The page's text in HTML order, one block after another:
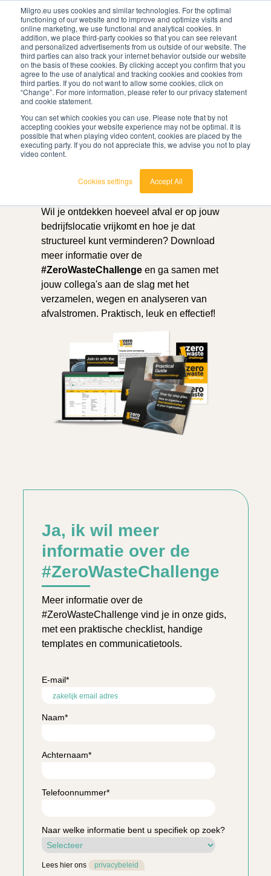
Milgro.eu uses cookies and similar technologies. For the optimal
functioning of our website and to improve and optimize visits and
online marketing, we use functional and analytical cookies. In
addition, we place third-party cookies so that you can see relevant
and personalized advertisements from us outside of our website. The
third parties can also track your internet behavior outside our website
on the basis of these cookies. By clicking accept you confirm that you
agree to the use of analytical and tracking cookies and cookies from
third parties. If you do not want to allow some cookies, click on
“Change”. For more information, please refer to our privacy statement
and cookie statement.
You can set which cookies you can use. Please note that by not
accepting cookies your website experience may not be optimal. It is
possible that when playing video content, cookies are placed by the
executing party. If you do not appreciate this, we advise you not to play
video content.
Cookies settings Accept All
nl
🔥Grondstoffen worden schaarser en duurder. Weet
jij waar jouw organisatie kwetsbaar is en wat je
eraan kunt doen?
Bekijk de Grondstoffenbarometer
Start vandaag met
minder afval op de
werkvloer
Wil je ontdekken hoeveel afval er op jouw
bedrijfslocatie vrijkomt en hoe je dat
structureel kunt verminderen? Download
meer informatie over de
#ZeroWasteChallengeen ga samen met
jouw collega's aan de slag met het
verzamelen, wegen en analyseren van
afvalstromen. Praktisch, leuk en effectief!
Ja, ik wil meer
informatie over de
#ZeroWasteChallenge
Meer informatie over de
#ZeroWasteChallenge vind je in onze gids,
met een praktische checklist, handige
templates en communicatietools.
E-mail*
Naam*
Achternaam*
Telefoonnummer*
Naar welke informatie bent u specifiek op zoek?
Lees hier ons privacybeleid